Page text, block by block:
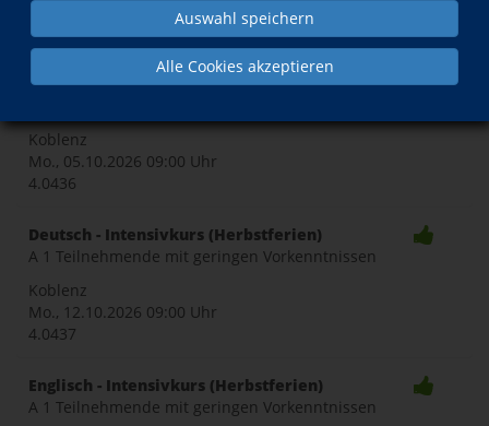
Auswahl speichern
Alle Cookies akzeptieren
Toggle
Deutsch - Intensivkurs (Herbstferien)
Koblenz
Mo., 05.10.2026 09:00 Uhr
4.0436
Deutsch - Intensivkurs (Herbstferien)
A 1 Teilnehmende mit geringen Vorkenntnissen
Koblenz
Mo., 12.10.2026 09:00 Uhr
4.0437
Englisch - Intensivkurs (Herbstferien)
A 1 Teilnehmende mit geringen Vorkenntnissen